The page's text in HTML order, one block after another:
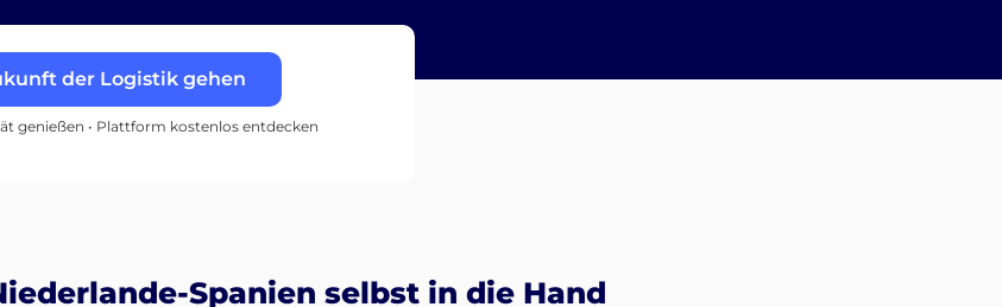
der Logistik gehen
genießen • Plattform kostenlos entdecken
Spanien selbst in die Hand